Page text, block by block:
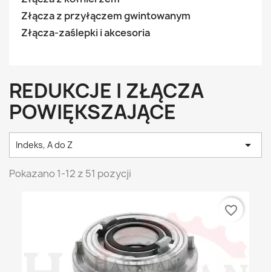
Złącza z przyłączem gwintowanym
Złącza-zaślepki i akcesoria
REDUKCJE I ZŁĄCZA
POWIĘKSZAJĄCE
Indeks, A do Z 
Pokazano 1-12 z 51 pozycji
favorite_border